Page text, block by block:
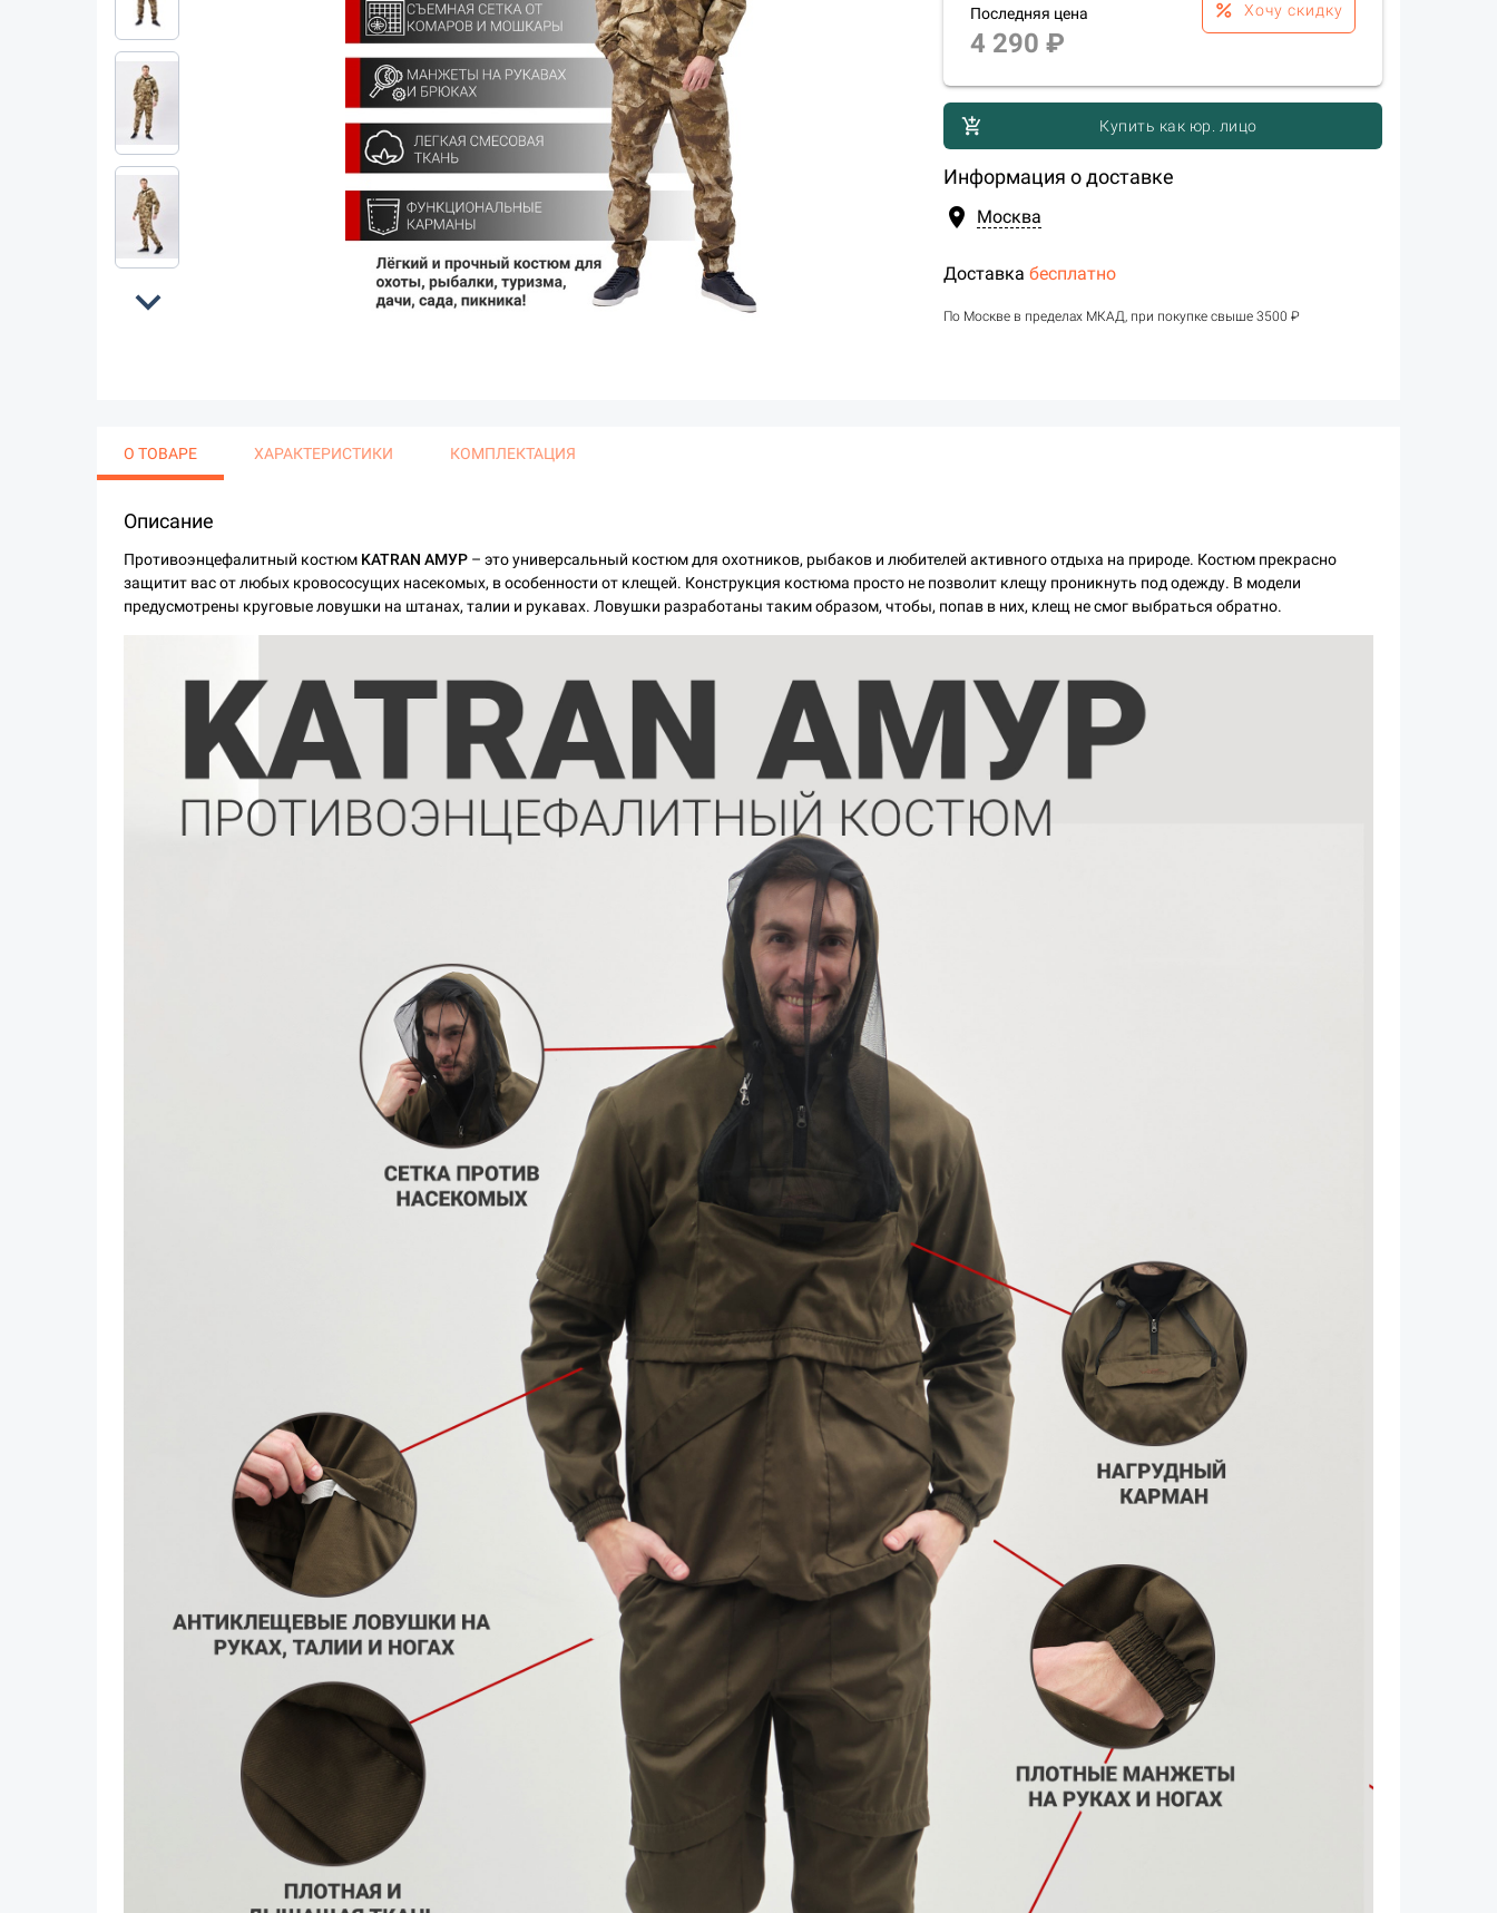
expand_more
Последняя цена
4 290 ₽
percent Хочу скидку
add_shopping_cart Купить как юр. лицо
Информация о доставке
location_on Москва
Доставкабесплатно
По Москве в пределах МКАД, при покупке свыше 3500 ₽
О ТОВАРЕ ХАРАКТЕРИСТИКИ КОМПЛЕКТАЦИЯ
Описание
Противоэнцефалитный костюм KATRAN АМУР – это универсальный костюм для охотников, рыбаков и любителей активного отдыха на природе. Костюм прекрасно
защитит вас от любых кровососущих насекомых, в особенности от клещей. Конструкция костюма просто не позволит клещу проникнуть под одежду. В модели
предусмотрены круговые ловушки на штанах, талии и рукавах. Ловушки разработаны таким образом, чтобы, попав в них, клещ не смог выбраться обратно.